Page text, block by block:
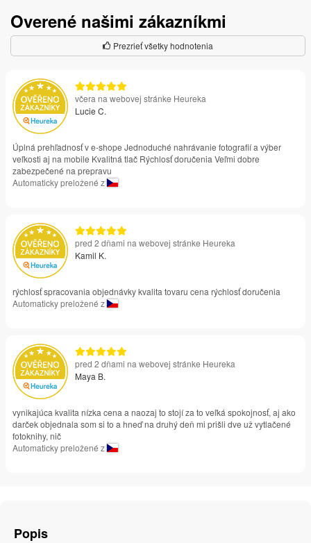
Overené našimi zákazníkmi
Prezrieť všetky hodnotenia
včera na webovej stránke Heureka
Lucie C.
Úplná prehľadnosť v e-shope Jednoduché nahrávanie fotografií a výber
veľkosti aj na mobile Kvalitná tlač Rýchlosť doručenia Veľmi dobre
zabezpečené na prepravu
Automaticky preložené z
pred 2 dňami na webovej stránke Heureka
Kamil K.
rýchlosť spracovania objednávky kvalita tovaru cena rýchlosť doručenia
Automaticky preložené z
pred 2 dňami na webovej stránke Heureka
Maya B.
vynikajúca kvalita nízka cena a naozaj to stojí za to veľká spokojnosť, aj ako
darček objednala som si to a hneď na druhý deň mi prišli dve už vytlačené
fotoknihy, nič
Automaticky preložené z
Popis